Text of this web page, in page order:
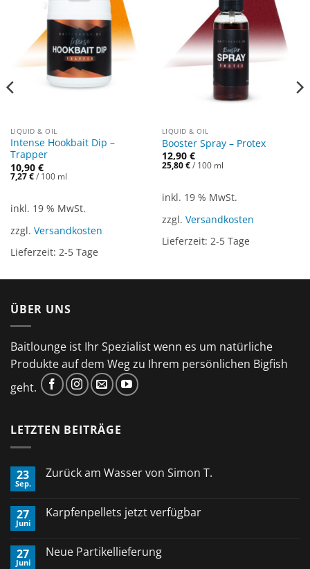
LIQUID & OIL
Intense Hookbait Dip –
Trapper
10,90 €
7,27€/ 100 ml
inkl. 19 % MwSt.
zzgl. Versandkosten
Lieferzeit: 2-5 Tage
LIQUID & OIL
Booster Spray – Protex
12,90 €
25,80€/ 100 ml
inkl. 19 % MwSt.
zzgl. Versandkosten
Lieferzeit: 2-5 Tage
ÜBER UNS
Baitlounge ist Ihr Spezialist wenn es um natürliche
Produkte auf dem Weg zu Ihrem persönlichen Bigfish
geht.
LETZTEN BEITRÄGE
23
Sep.
Zurück am Wasser von Simon T.
Zurück
Simon
T.
27
Juni
Karpfenpellets jetzt verfügbar
Karpfenpellets
27
Juni
Neue Partikellieferung